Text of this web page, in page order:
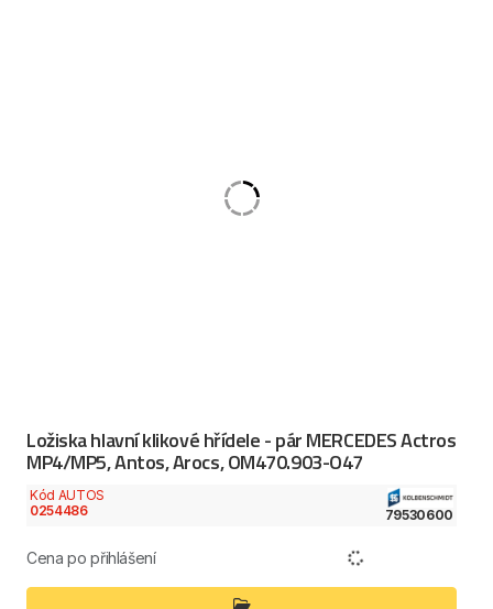
Ložiska hlavní klikové hřídele - pár MERCEDES Actros
MP4/MP5, Antos, Arocs, OM470.903-O47
Kód AUTOS
0254486
79530600
Cena po přihlášení